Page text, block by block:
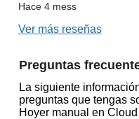
Hace 4 mess
Ver más reseñas
Preguntas
La siguiente
preguntas que tengas
Hoyer manual en